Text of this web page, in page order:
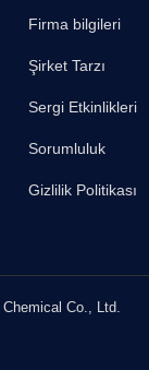
Firma bilgileri
Şirket Tarzı
Sergi Etkinlikleri
Sorumluluk
Gizlilik Politikası
Co., Ltd.